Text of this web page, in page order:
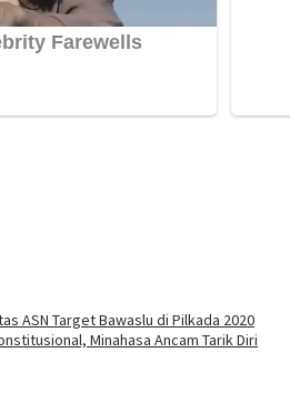
ASN Target Bawaslu di Pilkada 2020
Minahasa Ancam Tarik Diri